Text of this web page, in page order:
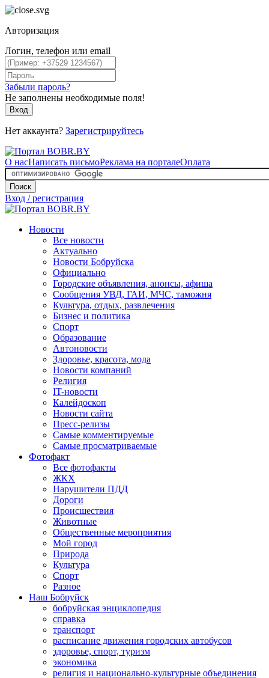
Авторизация
Логин, телефон или email
Забыли пароль?
Не заполнены необходимые поля!
Вход
Нет аккаунта? Зарегистрируйтесь
О насНаписать письмоРеклама на порталеОплата
Поиск
Вход / регистрация
Новости
Все новости
Актуально
Новости Бобруйска
Официально
Городские объявления, анонсы, афиша
Сообщения УВД, ГАИ, МЧС, таможня
Культура, отдых, развлечения
Бизнес и политика
Спорт
Образование
Автоновости
Здоровье, красота, мода
Новости компаний
Религия
IT-новости
Калейдоскоп
Новости сайта
Пресс-релизы
Самые комментируемые
Самые просматриваемые
Фотофакт
Все фотофакты
ЖКХ
Нарушители ПДД
Дороги
Происшествия
Животные
Общественные мероприятия
Мой город
Природа
Культура
Спорт
Разное
Наш Бобруйск
бобруйская энциклопедия
справка
транспорт
расписание движения городских автобусов
здоровье, спорт, туризм
экономика
религия и национально-культурные объединения